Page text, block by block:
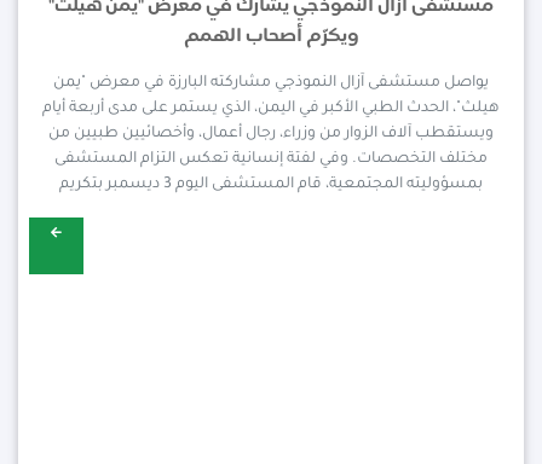
مستشفى آزال النموذجي يشارك في معرض "يمن هيلث"
ويكرّم أصحاب الهمم
يواصل مستشفى آزال النموذجي مشاركته البارزة في معرض "يمن
هيلث"، الحدث الطبي الأكبر في اليمن، الذي يستمر على مدى أربعة أيام
ويستقطب آلاف الزوار من وزراء، رجال أعمال، وأخصائيين طبيين من
مختلف التخصصات. وفي لفتة إنسانية تعكس التزام المستشفى
بمسؤوليته المجتمعية، قام المستشفى اليوم 3 ديسمبر بتكريم